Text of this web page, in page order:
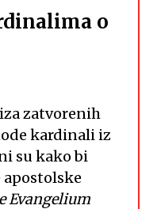
o
zatvorenih
kardinali iz
su kako bi
Evangelium